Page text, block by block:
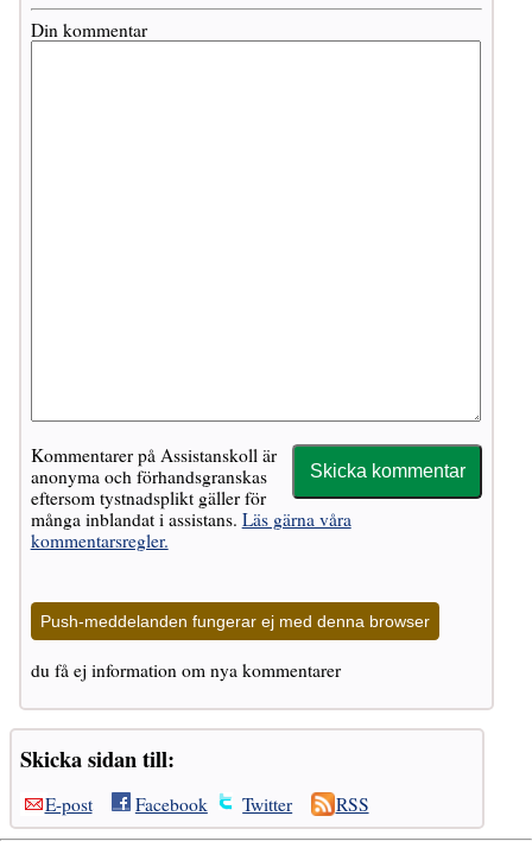
Din kommentar
Kommentarer på Assistanskoll är
anonyma och förhandsgranskas
eftersom tystnadsplikt gäller för
många inblandat i assistans. Läs gärna våra
kommentarsregler.
Push-meddelanden fungerar ej med denna browser
du få ej information om nya kommentarer
Skicka sidan till:
E-post Facebook Twitter RSS